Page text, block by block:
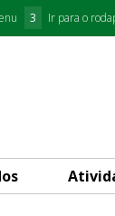
3 Ir para o